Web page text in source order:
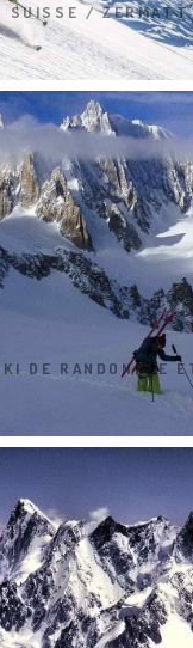
SUISSE / ZERMATT
DE RANDONNÉE